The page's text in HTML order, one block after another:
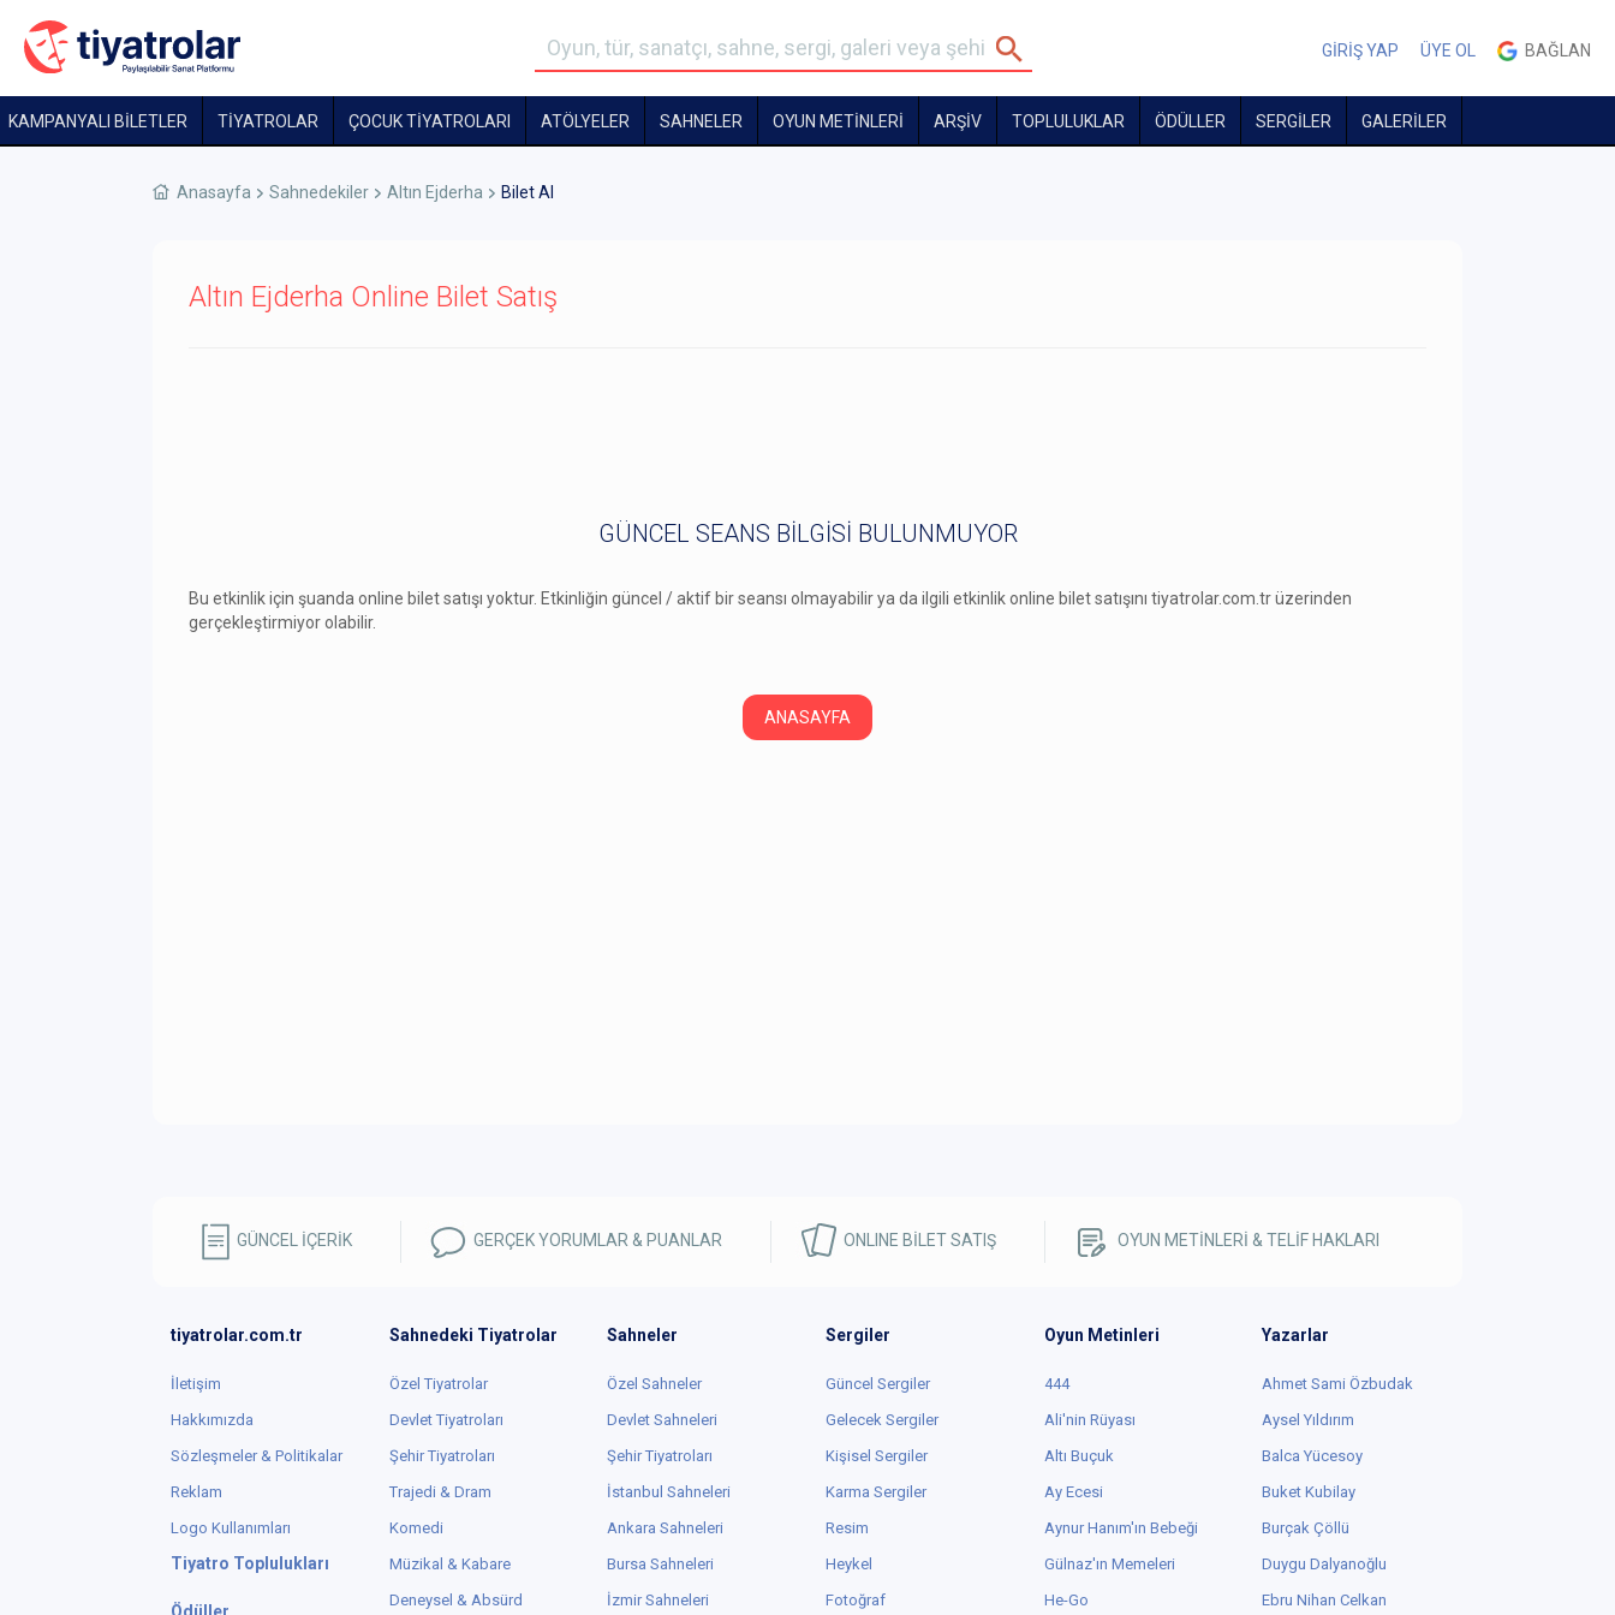
GİRİŞ YAP ÜYE OL BAĞLAN
KAMPANYALI BİLETLER TİYATROLAR ÇOCUK TIYATROLARI ATÖLYELER SAHNELER OYUN METİNLERİ ARŞİV TOPLULUKLAR ÖDÜLLER SERGİLER GALERİLER
Anasayfa Sahnedekiler Altın Ejderha Bilet Al
Altın Ejderha Online Bilet Satış
GÜNCEL SEANS BİLGİSİ BULUNMUYOR
Bu etkinlik için şuanda online bilet satışı yoktur. Etkinliğin güncel / aktif bir seansı olmayabilir ya da ilgili etkinlik online bilet satışını tiyatrolar.com.tr üzerinden
gerçekleştirmiyor olabilir.
ANASAYFA
GÜNCEL İÇERİK GERÇEK YORUMLAR & PUANLAR ONLINE BİLET SATIŞ OYUN METİNLERİ & TELİF HAKLARI
tiyatrolar.com.tr
İletişim
Hakkımızda
Sözleşmeler & Politikalar
Reklam
Logo Kullanımları
Tiyatro Toplulukları
Sahnedeki Tiyatrolar
Özel Tiyatrolar
Devlet Tiyatroları
Şehir Tiyatroları
Trajedi & Dram
Komedi
Müzikal & Kabare
Deneysel & Absürd
Sahneler
Özel Sahneler
Devlet Sahneleri
Şehir Tiyatroları
İstanbul Sahneleri
Ankara Sahneleri
Bursa Sahneleri
İzmir Sahneleri
Sergiler
Güncel Sergiler
Gelecek Sergiler
Kişisel Sergiler
Karma Sergiler
Resim
Heykel
Fotoğraf
Oyun Metinleri
444
Ali'nin Rüyası
Altı Buçuk
Ay Ecesi
Aynur Hanım'ın Bebeği
Gülnaz'ın Memeleri
He-Go
Yazarlar
Ahmet Sami Özbudak
Aysel Yıldırım
Balca Yücesoy
Buket Kubilay
Burçak Çöllü
Duygu Dalyanoğlu
Ebru Nihan Celkan